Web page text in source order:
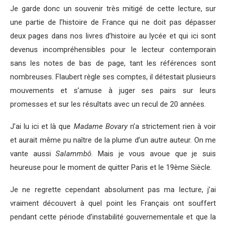
Je garde donc un souvenir très mitigé de cette lecture, sur
une partie de l’histoire de France qui ne doit pas dépasser
deux pages dans nos livres d’histoire au lycée et qui ici sont
devenus incompréhensibles pour le lecteur contemporain
sans les notes de bas de page, tant les références sont
nombreuses. Flaubert règle ses comptes, il détestait plusieurs
mouvements et s’amuse à juger ses pairs sur leurs
promesses et sur les résultats avec un recul de 20 années.
J’ai lu ici et là que Madame Bovaryn’a strictement rien à voir
et aurait même pu naître de la plume d’un autre auteur. On me
vante aussiSalammbô. Mais je vous avoue que je suis
heureuse pour le moment de quitter Paris et le 19ème Siècle.
Je ne regrette cependant absolument pas ma lecture, j’ai
vraiment découvert à quel point les Français ont souffert
pendant cette période d’instabilité gouvernementale et que la